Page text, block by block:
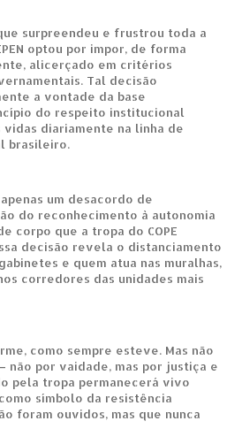
surpreendeu e frustrou toda a
optou por impor, de forma
alicerçado em critérios
Tal decisão
a vontade da base
do respeito institucional
vidas diariamente na linha de
brasileiro.
um desacordo de
do reconhecimento à autonomia
corpo que a tropa do COPE
decisão revela o distanciamento
e quem atua nas muralhas,
corredores das unidades mais
como sempre esteve. Mas não
não por vaidade, mas por justiça e
pela tropa permanecerá vivo
símbolo da resistência
foram ouvidos, mas que nunca